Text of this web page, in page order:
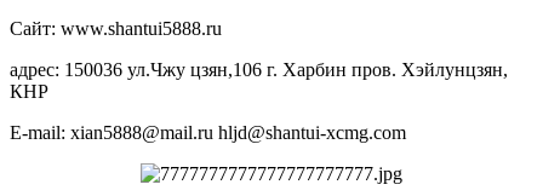
Сайт: www.shantui5888.ru
адрес: 150036 ул.Чжу цзян,106 г. Харбин пров. Хэйлунцзян,
КНР
E-mail: xian5888@mail.ru hljd@shantui-xcmg.com